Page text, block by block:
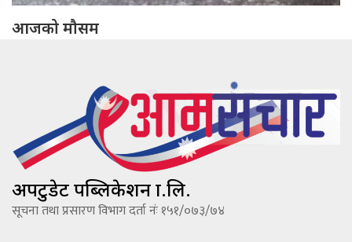
आजको मौसम
अपटुडेट पब्लिकेशन प्रा.लि.
सूचना तथा प्रसारण विभाग दर्ता नंः १५१/०७३/७४